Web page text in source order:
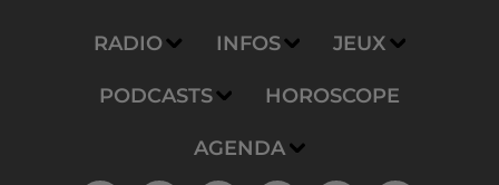
RADIO INFOS JEUX
PODCASTS HOROSCOPE
AGENDA